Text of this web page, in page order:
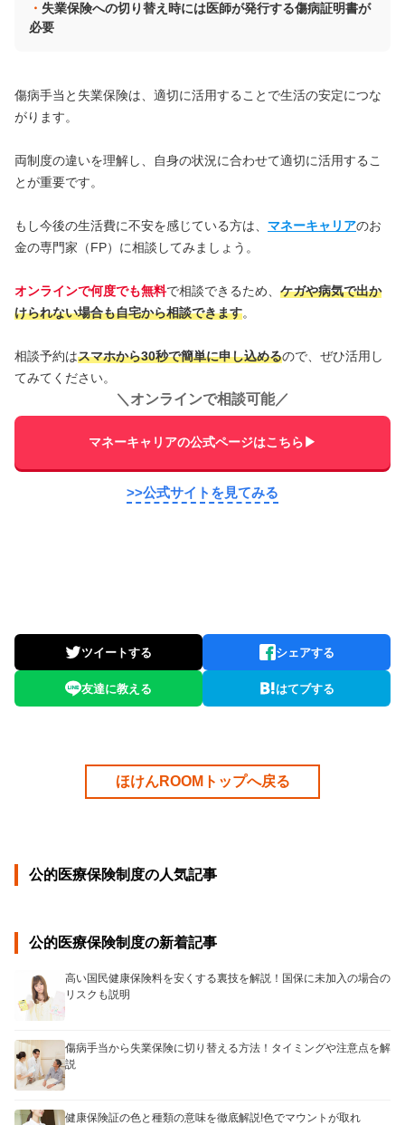
失業保険への切り替え時には医師が発行する傷病証明書が
必要
傷病手当と失業保険は、適切に活用することで生活の安定につな
がります。
両制度の違いを理解し、自身の状況に合わせて適切に活用するこ
とが重要です。
もし今後の生活費に不安を感じている方は、 マネーキャリアのお
金の専門家（FP）に相談してみましょう。
オンラインで何度でも無料で相談できるため、 ケガや病気で出か
けられない場合も自宅から相談できます。
相談予約はスマホから30秒で簡単に申し込めるので、ぜひ活用し
てみてください。
＼ オンラインで相談可能／
マネーキャリアの公式ページはこちら▶
>>公式サイトを見てみる
ツイートする シェアする
友達に教える はてブする
ほけんROOMトップへ戻る
公的医療保険制度の人気記事
公的医療保険制度の新着記事
高い国民健康保険料を安くする裏技を解説！国保に未加入の場合の
リスクも説明
傷病手当から失業保険に切り替える方法！タイミングや注意点を解
説
健康保険証の色と種類の意味を徹底解説!色でマウントが取れ